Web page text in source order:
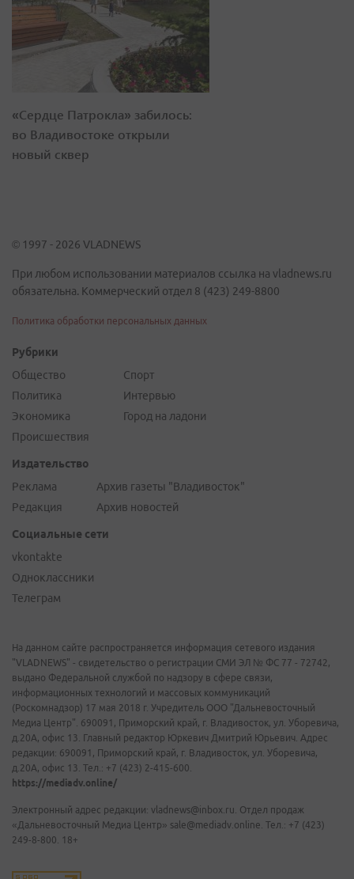
«Сердце Патрокла» забилось:
во Владивостоке открыли
новый сквер
© 1997 - 2026 VLADNEWS
При любом использовании материалов ссылка на vladnews.ru
обязательна. Коммерческий отдел 8 (423) 249-8800
Политика обработки персональных данных
Рубрики
Общество
Политика
Экономика
Происшествия
Спорт
Интервью
Город на ладони
Издательство
Реклама
Редакция
Архив газеты "Владивосток"
Архив новостей
Социальные сети
vkontakte
Одноклассники
Телеграм
На данном сайте распространяется информация сетевого издания
"VLADNEWS" - свидетельство о регистрации СМИ ЭЛ № ФС 77 - 72742,
выдано Федеральной службой по надзору в сфере связи,
информационных технологий и массовых коммуникаций
(Роскомнадзор) 17 мая 2018 г. Учредитель ООО "Дальневосточный
Медиа Центр". 690091, Приморский край, г. Владивосток, ул. Уборевича,
д.20А, офис 13. Главный редактор Юркевич Дмитрий Юрьевич. Адрес
редакции: 690091, Приморский край, г. Владивосток, ул. Уборевича,
д.20А, офис 13. Тел.: +7 (423) 2-415-600.
https://mediadv.online/
Электронный адрес редакции: vladnews@inbox.ru. Отдел продаж
«Дальневосточный Медиа Центр» sale@mediadv.online. Тел.: +7 (423)
249-8-800. 18+